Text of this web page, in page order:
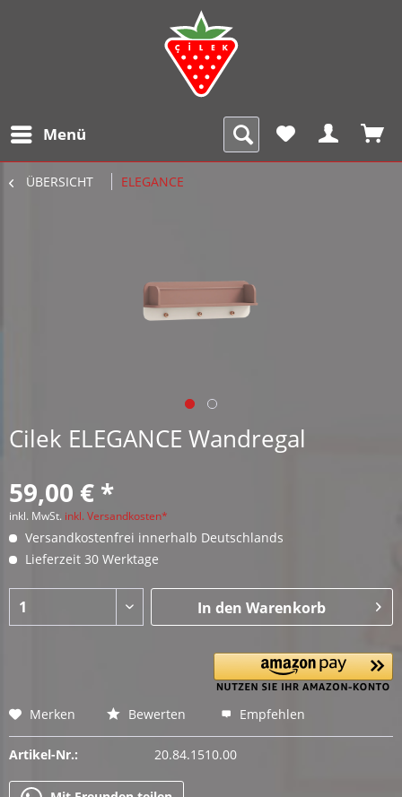
Menü
ÜBERSICHT ELEGANCE
Cilek ELEGANCE Wandregal
59,00 € *
inkl. MwSt. inkl. Versandkosten*
Versandkostenfrei innerhalb Deutschlands
Lieferzeit 30 Werktage
In den Warenkorb
Merken Bewerten Empfehlen
Artikel-Nr.: 20.84.1510.00